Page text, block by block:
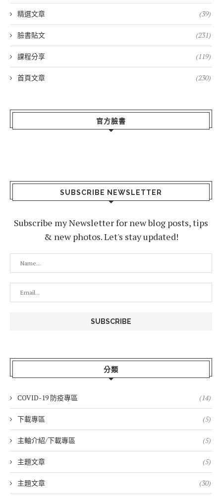
精選文章 (39)
臉書貼文 (231)
課程分享 (119)
首頁文章 (230)
官方臉書
SUBSCRIBE NEWSLETTER
Subscribe my Newsletter for new blog posts, tips
& new photos. Let's stay updated!
分類
COVID-19 防疫專區 (14)
下載專區 (5)
主軸介紹/下載專區 (5)
主題文章 (5)
主題文章 (30)